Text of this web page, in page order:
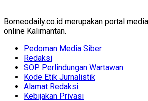
Borneodaily.co.id merupakan portal
online Kalimantan.
Pedoman Media Siber
Redaksi
SOP Perlindungan Wartawan
Kode Etik Jurnalistik
Alamat Redaksi
Kebijakan Privasi